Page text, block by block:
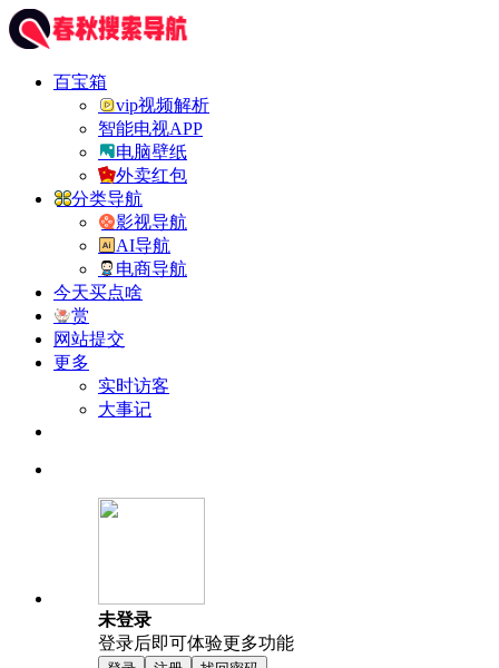
百宝箱
vip视频解析
智能电视APP
电脑壁纸
外卖红包
分类导航
影视导航
AI导航
电商导航
今天买点啥
赏
网站提交
更多
实时访客
大事记
未登录
登录后即可体验更多功能